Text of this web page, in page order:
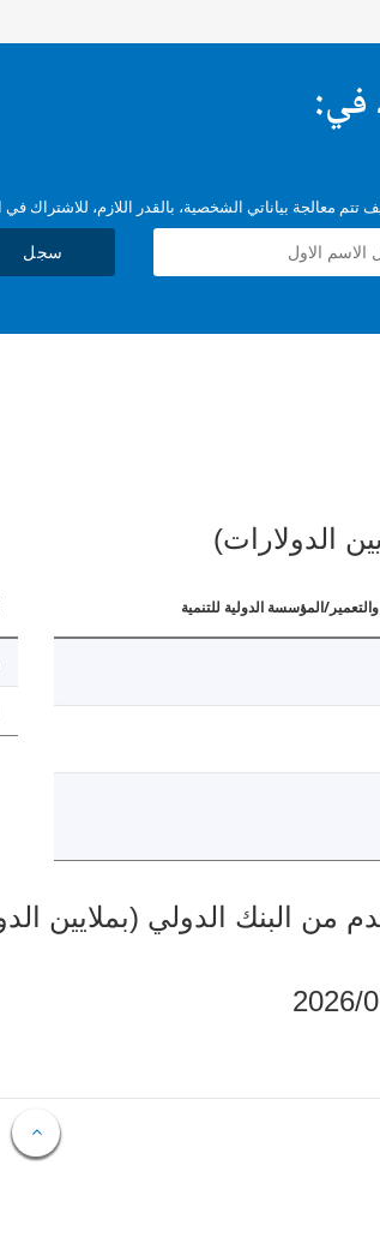
في:
تتم معالجة بياناتي الشخصية، بالقدر اللازم، للاشتراك في
سجل
الدولارات)
المؤسسة الدولية للتنمية
الدولي (بملايين الدولارات)